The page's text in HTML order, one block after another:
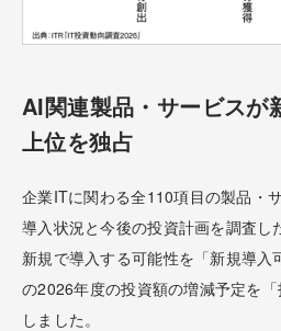
AI関連製品・サービスが
上位を独占
企業ITに関わる全110項目の製品・
導入状況と今後の投資計画を調査し
新規で導入する可能性を「新規導
の2026年度の投資額の増減予定を
しました。